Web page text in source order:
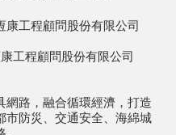
康工程顧問股份有限公司
工程顧問股份有限公司
網路，融合循環經濟，打造
市防災、交通安全、海綿城